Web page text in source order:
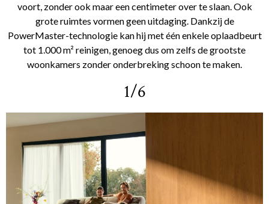
voort, zonder ook maar een centimeter over te slaan. Ook
grote ruimtes vormen geen uitdaging. Dankzij de
PowerMaster-technologie kan hij met één enkele oplaadbeurt
tot 1.000 m² reinigen, genoeg dus om zelfs de grootste
woonkamers zonder onderbreking schoon te maken.
1/6